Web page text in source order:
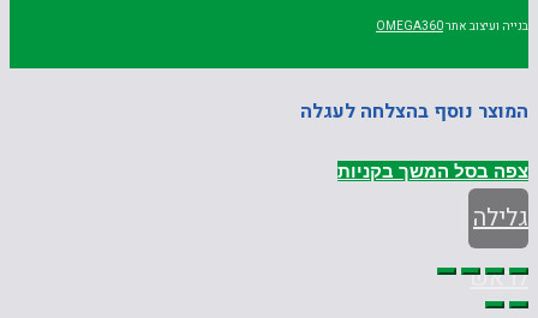
בנייה ועיצוב אתרOMEGA360
המוצר נוסף בהצלחה לעגלה
צפה בסל המשך בקניות
גלילה
לראש